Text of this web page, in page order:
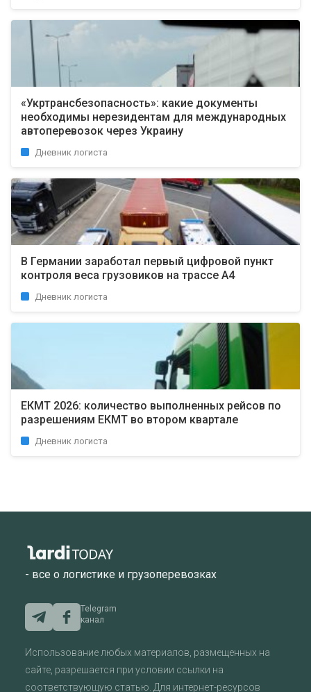
«Укртрансбезопасность»: какие документы
необходимы нерезидентам для международных
автоперевозок через Украину
Дневник логиста
В Германии заработал первый цифровой пункт
контроля веса грузовиков на трассе A4
Дневник логиста
ЕКМТ 2026: количество выполненных рейсов по
разрешениям ЕКМТ во втором квартале
Дневник логиста
- все о логистике и грузоперевозках
Telegram
канал
Использование любых материалов, размещенных на
сайте, разрешается при условии ссылки на
соответствующую статью. Для интернет-ресурсов